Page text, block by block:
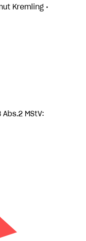
Kremling •
MStV: